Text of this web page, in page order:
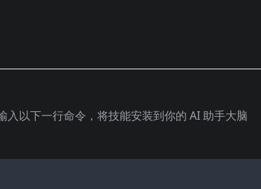
以下一行命令，将技能安装到你的 AI 助手大脑